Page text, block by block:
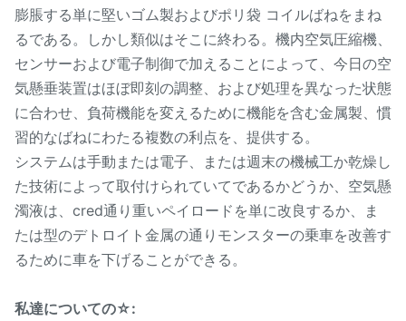
膨脹する単に堅いゴム製およびポリ袋 コイルばねをまね
るである。しかし類似はそこに終わる。機内空気圧縮機、
センサーおよび電子制御で加えることによって、今日の空
気懸垂装置はほぼ即刻の調整、および処理を異なった状態
に合わせ、負荷機能を変えるために機能を含む金属製、慣
習的なばねにわたる複数の利点を、提供する。
システムは手動または電子、または週末の機械工か乾燥し
た技術によって取付けられていてであるかどうか、空気懸
濁液は、cred通り重いペイロードを単に改良するか、ま
たは型のデトロイト金属の通りモンスターの乗車を改善す
るために車を下げることができる。
私達についての☆: